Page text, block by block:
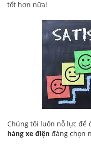
tốt hơn nữa!
Chúng tôi luôn nỗ lực để
hàng xe điện đáng chọn